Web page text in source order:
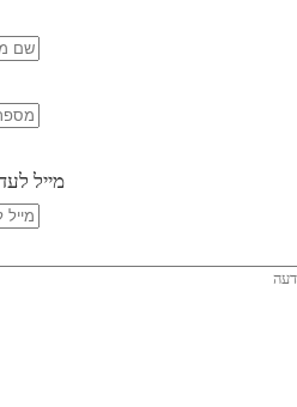
( מייל